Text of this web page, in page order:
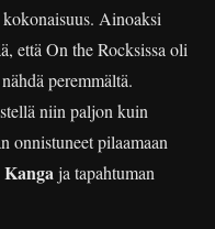
Ainoaksi
että On the Rocksissa oli
peremmältä.
niin paljon kuin
onnistuneet pilaamaan
Kangaja tapahtuman